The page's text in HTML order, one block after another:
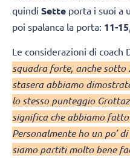
quindi Sette porta i suoi a
poi spalanca la porta: 11-15
Le considerazioni di coach
squadra forte, anche sotto
stasera abbiamo
lo stesso punteggio
significa che abbiamo
Personalmente ho un po’
siamo partiti molto bene